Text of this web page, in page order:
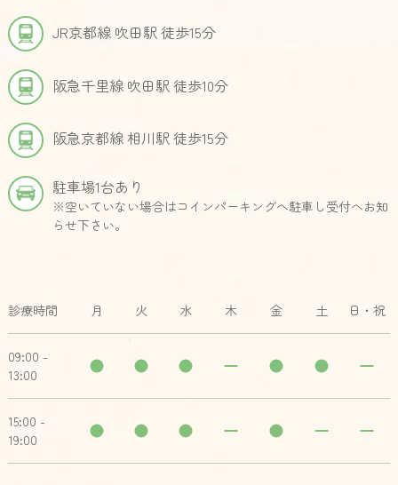
JR京都線 吹田駅 徒歩15分
阪急千里線 吹田駅 徒歩10分
阪急京都線 相川駅 徒歩15分
駐車場1台あり
※空いていない場合はコインパーキングへ駐車し受付へお知
らせ下さい。
診療時間 月 火 水 木 金 土 日・祝
09:00 -
13:00
15:00 -
19:00